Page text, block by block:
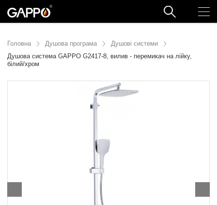
Головна Душова програма
Душові системи
Душова система GAPPO G2417-8, вилив - перемикач на лійку,
білий/хром